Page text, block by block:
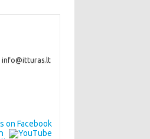
info@itturas.lt